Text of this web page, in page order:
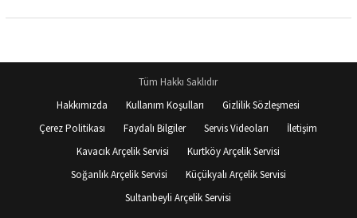
Tüm Hakkı Saklıdır
Hakkımızda
Kullanım Koşulları
Gizlilik Sözleşmesi
Çerez Politikası
Faydalı Bilgiler Servis Videoları
İletişim
Kavacık Arçelik Servisi
Kurtköy Arçelik Servisi
Soğanlık Arçelik Servisi
Küçükyalı Arçelik Servisi
Sultanbeyli Arçelik Servisi